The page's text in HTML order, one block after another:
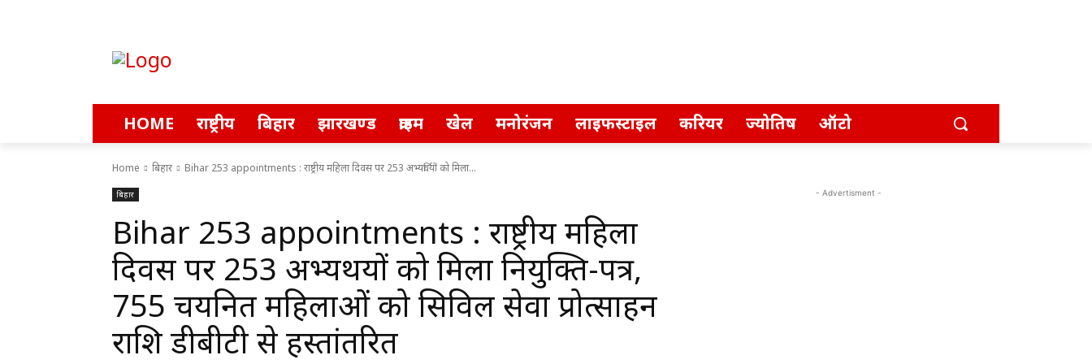
HOME राष्ट्रीय बिहार झारखण्ड क्राइम खेल मनोरंजन लाइफस्टाइल करियर ज्योतिष ऑटो
Home बिहार Bihar 253 appointments : राष्ट्रीय महिला दिवस पर 253 अभ्यर्थियों को मिला...
बिहार
Bihar 253 appointments : राष्ट्रीय महिला
दिवस पर 253 अभ्यर्थियों को मिला नियुक्ति-पत्र,
755 चयनित महिलाओं को सिविल सेवा प्रोत्साहन
राशि डीबीटी से हस्तांतरित
- Advertisment -